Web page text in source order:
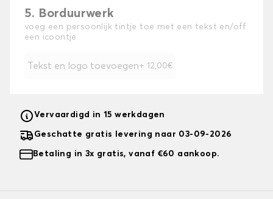
5. Borduurwerk
voeg een persoonlijk tintje toe met een tekst en/off
een icoontje
Tekst en logo toevoegen + 12,00€
Vervaardigd in 15 werkdagen
Geschatte gratis levering naar 03-09-2026
Betaling in 3x gratis, vanaf €60 aankoop.